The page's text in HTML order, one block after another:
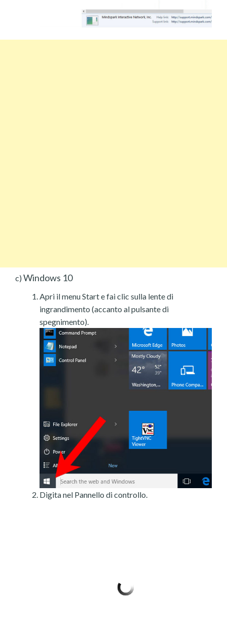
c) Windows 10
Apri il menu Start e fai clic sulla lente di
ingrandimento (accanto al pulsante di
spegnimento).
Digita nel Pannello di controllo.